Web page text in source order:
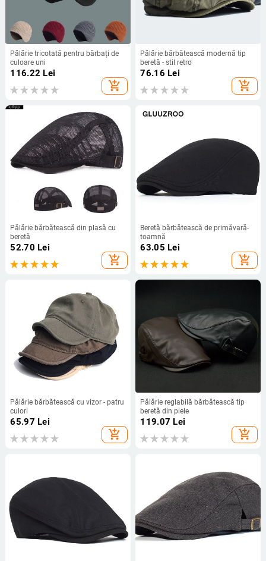
Pălărie tricotată pentru bărbați de
culoare uni
116.22 Lei
add_shopping_cart
Pălărie bărbătească modernă tip
beretă - stil retro
76.16 Lei
add_shopping_cart
Pălărie bărbătească din plasă cu
beretă
52.70 Lei
add_shopping_cart
Beretă bărbătească de primăvară-
toamnă
63.05 Lei
add_shopping_cart
Pălărie bărbătească cu vizor - patru
culori
65.97 Lei
add_shopping_cart
Pălărie reglabilă bărbătească tip
beretă din piele
119.07 Lei
add_shopping_cart